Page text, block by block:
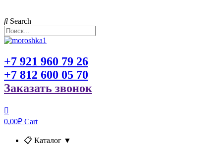
Search
+7 921 960 79 26
+7 812 600 05 70
Заказать звонок
0,00₽ Cart
📋 Каталог ▼